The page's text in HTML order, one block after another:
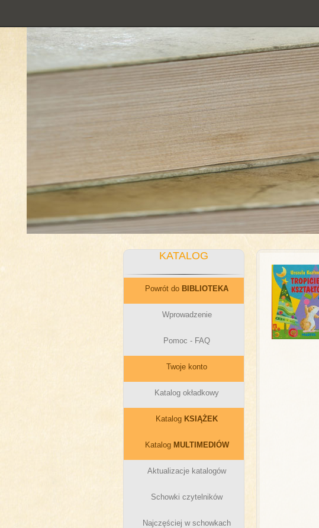
KATALOG
Powrót do BIBLIOTEKA
Wprowadzenie
Pomoc - FAQ
Twoje konto
Katalog okładkowy
Katalog KSIĄŻEK
Katalog MULTIMEDIÓW
Aktualizacje katalogów
Schowki czytelników
Najczęściej w schowkach